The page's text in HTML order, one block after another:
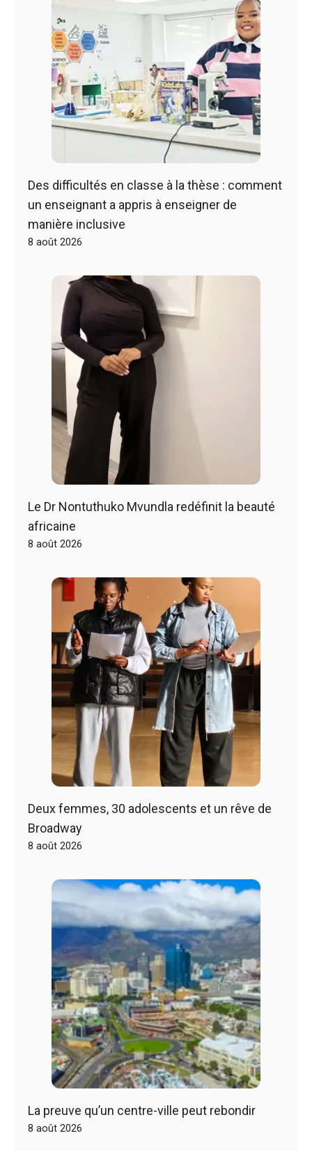
Des difficultés en classe à la thèse : comment
un enseignant a appris à enseigner de
manière inclusive
8 août 2026
Le Dr Nontuthuko Mvundla redéfinit la beauté
africaine
8 août 2026
Deux femmes, 30 adolescents et un rêve de
Broadway
8 août 2026
La preuve qu’un centre-ville peut rebondir
8 août 2026